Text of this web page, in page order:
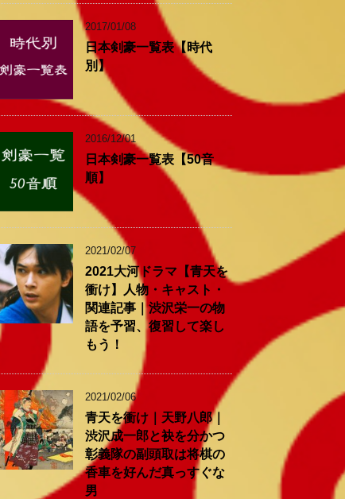
2017/01/08
日本剣豪一覧表【時代
別】
2016/12/01
日本剣豪一覧表【50音
順】
2021/02/07
2021大河ドラマ【青天を
衝け】人物・キャスト・
関連記事｜渋沢栄一の物
語を予習、復習して楽し
もう！
2021/02/06
青天を衝け｜天野八郎｜
渋沢成一郎と袂を分かつ
彰義隊の副頭取は将棋の
香車を好んだ真っすぐな
男